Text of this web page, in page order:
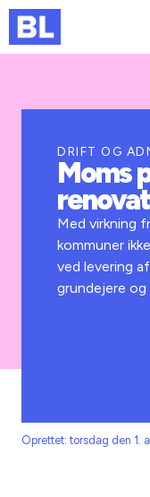
Kurser og
Jobportalen
DRIFT OG
Moms
Med virkning
kommuner
ved levering
grundejere
Oprettet: torsdag den 1.